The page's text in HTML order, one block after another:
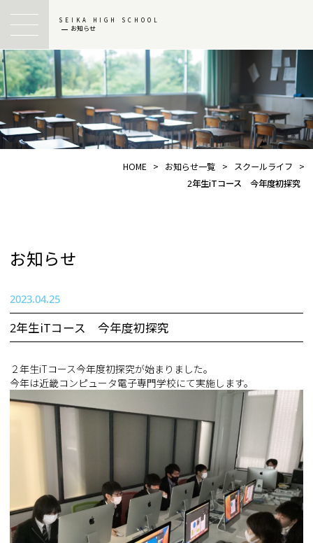
SEIKA HIGH SCHOOL
お知らせ
HOME > お知らせ一覧 > スクールライフ
>
2年生iTコース 今年度初探究
お知らせ
2023.04.25
2年生iTコース 今年度初探究
２年生iTコース今年度初探究が始まりました。
今年は近畿コンピュータ電子専門学校にて実施します。